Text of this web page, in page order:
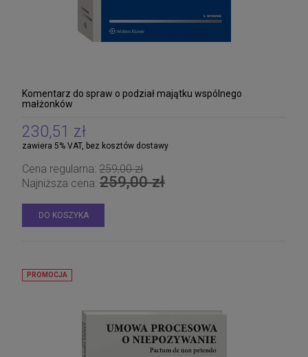
Komentarz do spraw o podział majątku wspólnego
małżonków
230,51 zł
zawiera 5% VAT, bez kosztów dostawy
Cena regularna: 259,00 zł
Najniższa cena: 259,00 zł
DO KOSZYKA
PROMOCJA